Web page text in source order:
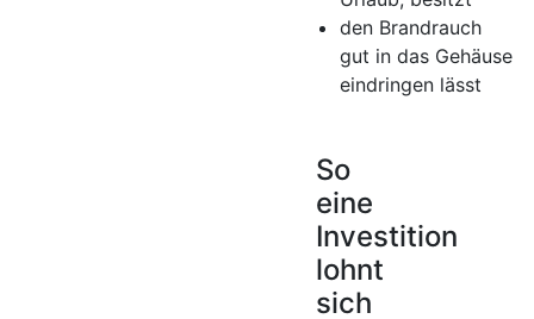
den Brandrauch
gut in das Gehäuse
eindringen lässt
So
eine
Investition
lohnt
sich